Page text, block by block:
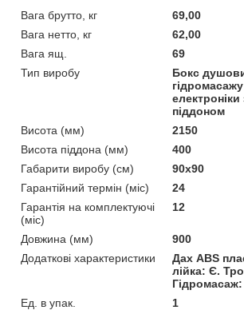
Вага брутто, кг
69,00
Вага нетто, кг
62,00
Вага ящ.
69
Тип виробу
Бокс
піддоном
Висота (мм)
2150
Висота піддона (мм)
400
Габарити виробу (см)
90x90
Гарантійний термін (міс)
24
Гарантія на комплектуючі
(міс)
12
Довжина (мм)
900
Додаткові характеристики
Дах ABS
лійка: Є.
Гідромасаж:
Ед. в упак.
1